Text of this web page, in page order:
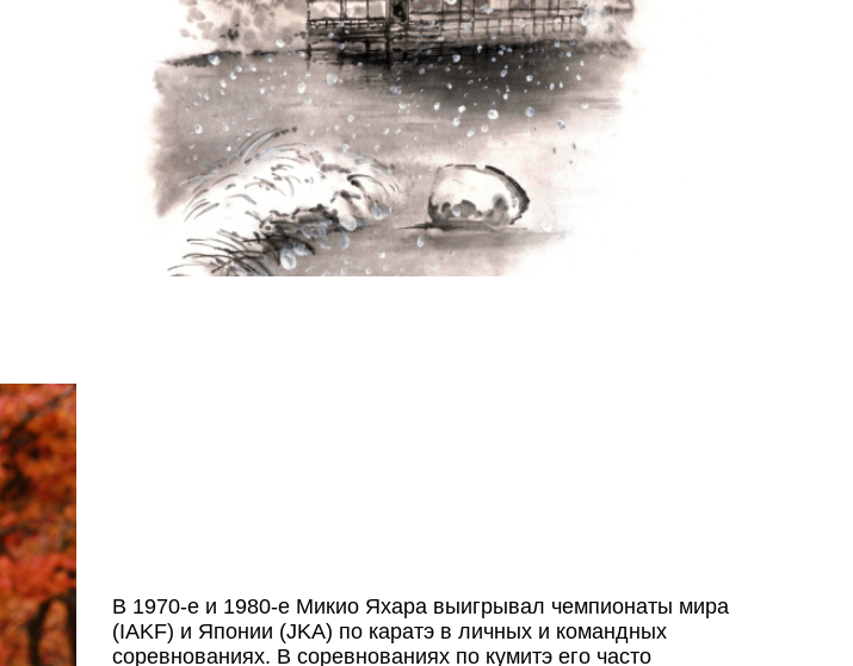
В 1970-е и 1980-е Микио Яхара выигрывал чемпионаты мира
(IAKF) и Японии (JKA) по каратэ в личных и командных
соревнованиях. В соревнованиях по кумитэ его часто